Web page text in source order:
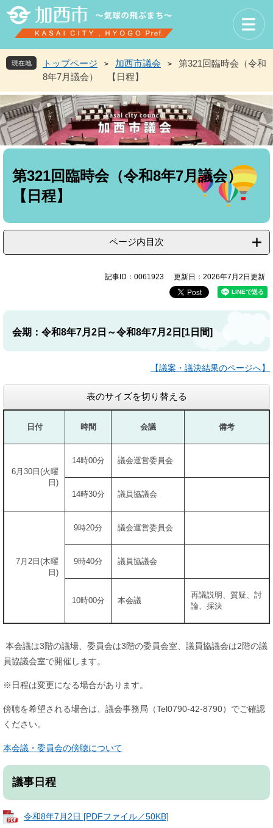
先
頭
す
。
を
飛
し
て
本
文
へ
現在地 トップページ > 加西市議会 >
第321回臨時会（令和
8年7月議会） 【日程】
本
第321回臨時会（令和8年7月議会）
【日程】
ページ内目次
記事ID：0061923 更新日：2026年7月2日更新
会期：令和8年7月2日～令和8年7月2日[1日間]
【議案・議決結果のページへ】
表のサイズを切り替える
日付 時間 会議 備考
6月30日(火曜
日)
14時00分 議会運営委員会
14時30分 議員協議会
7月2日(木曜
日)
9時20分 議会運営委員会
9時40分 議員協議会
10時00分 本会議
再議説明、質疑、討
論、採決
本会議は3階の議場、委員会は3階の委員会室、議員協議会は2階の議
員協議会室で開催します。
※日程は変更になる場合があります。
傍聴を希望される場合は、議会事務局（Tel0790-42-8790）でご確認
ください。
本会議・委員会の傍聴について
議事日程
令和8年7月2日 [PDFファイル／50KB]